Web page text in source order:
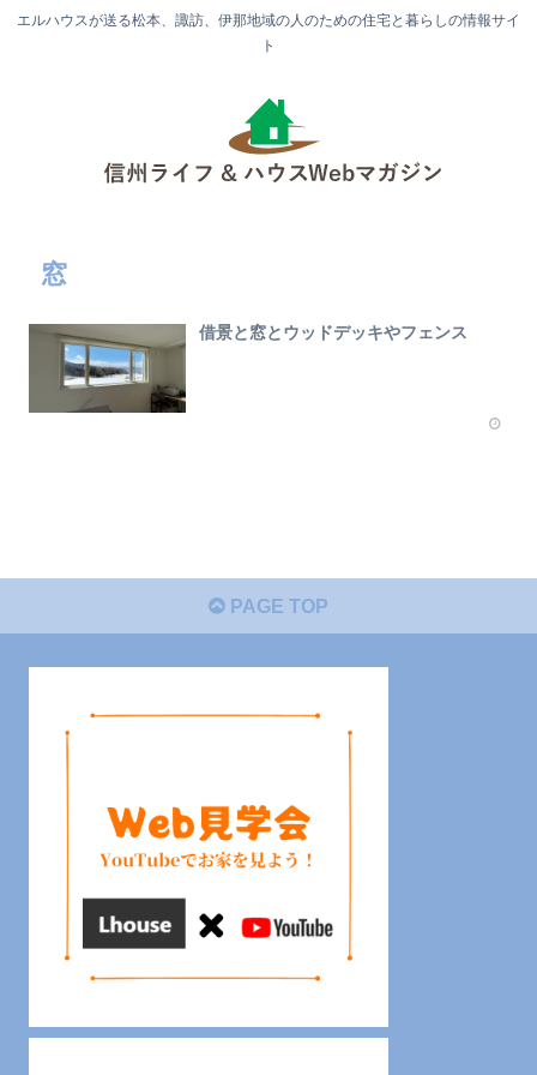
エルハウスが送る松本、諏訪、伊那地域の人のための住宅と暮らしの情報サイ
ト
窓
借景と窓とウッドデッキやフェンス
PAGE TOP